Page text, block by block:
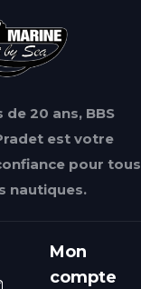
de 20 ans, BBS
est votre
pour tous
nautiques.
Mon
compte